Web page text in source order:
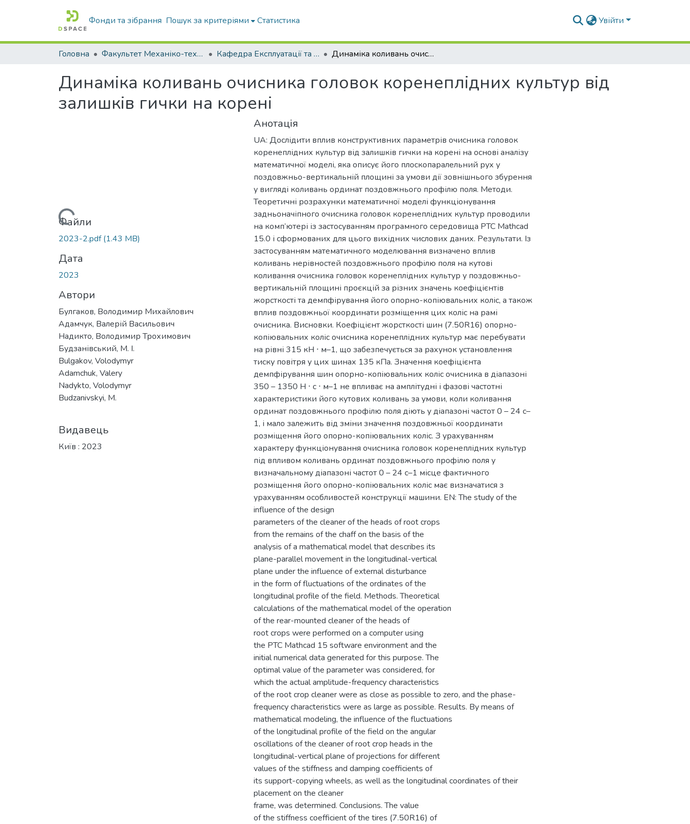
Фонди та зібрання Пошук за критеріями Статистика Увійти
Головна Факультет Механіко-технологічний Кафедра Експлуатації та технічного сервісу машин Динаміка коливань очисника головок коренеплідних культур від залишків гички на корені
Динаміка коливань очисника головок коренеплідних культур від
залишків гички на корені
Вантажиться...
Файли
2023-2.pdf(1.43 MB)
Дата
2023
Автори
Булгаков, Володимир Михайлович
Адамчук, Валерій Васильович
Надикто, Володимир Трохимович
Будзанівський, М. І.
Bulgakov, Volodymyr
Adamchuk, Valery
Nadykto, Volodymyr
Budzanivskyi, M.
Видавець
Київ : 2023
Анотація
UA: Дослідити вплив конструктивних параметрів очисника головок
коренеплідних культур від залишків гички на корені на основі аналізу
математичної моделі, яка описує його плоскопаралельний рух у
поздовжньо-вертикальній площині за умови дії зовнішнього збурення
у вигляді коливань ординат поздовжнього профілю поля. Методи.
Теоретичні розрахунки математичної моделі функціонування
задньоначіпного очисника головок коренеплідних культур проводили
на комп’ютері із застосуванням програмного середовища PTC Mathcad
15.0 і сформованих для цього вихідних числових даних. Результати. Із
застосуванням математичного моделювання визначено вплив
коливань нерівностей поздовжнього профілю поля на кутові
коливання очисника головок коренеплідних культур у поздовжньо-
вертикальній площині проєкцій за різних значень коефіцієнтів
жорсткості та демпфірування його опорно-копіювальних коліс, а також
вплив поздовжньої координати розміщення цих коліс на рамі
очисника. Висновки. Коефіцієнт жорсткості шин (7.50R16) опорно-
копіювальних коліс очисника коренеплідних культур має перебувати
на рівні 315 кН ⋅ м–1, що забезпечується за рахунок установлення
тиску повітря у цих шинах 135 кПа. Значення коефіцієнта
демпфірування шин опорно-копіювальних коліс очисника в діапазоні
350 – 1350 Н ⋅ с ⋅ м–1 не впливає на амплітудні і фазові частотні
характеристики його кутових коливань за умови, коли коливання
ординат поздовжнього профілю поля діють у діапазоні частот 0 – 24 с–
1, і мало залежить від зміни значення поздовжньої координати
розміщення його опорно-копіювальних коліс. З урахуванням
характеру функціонування очисника головок коренеплідних культур
під впливом коливань ординат поздовжнього профілю поля у
визначальному діапазоні частот 0 – 24 с–1 місце фактичного
розміщення його опорно-копіювальних коліс має визначатися з
урахуванням особливостей конструкції машини. EN: The study of the
influence of the design
parameters of the cleaner of the heads of root crops
from the remains of the chaff on the basis of the
analysis of a mathematical model that describes its
plane-parallel movement in the longitudinal-vertical
plane under the influence of external disturbance
in the form of fluctuations of the ordinates of the
longitudinal profile of the field. Methods. Theoretical
calculations of the mathematical model of the operation
of the rear-mounted cleaner of the heads of
root crops were performed on a computer using
the PTC Mathcad 15 software environment and the
initial numerical data generated for this purpose. The
optimal value of the parameter was considered, for
which the actual amplitude-frequency characteristics
of the root crop cleaner were as close as possible to zero, and the phase-
frequency characteristics were as large as possible. Results. By means of
mathematical modeling, the influence of the fluctuations
of the longitudinal profile of the field on the angular
oscillations of the cleaner of root crop heads in the
longitudinal-vertical plane of projections for different
values of the stiffness and damping coefficients of
its support-copying wheels, as well as the longitudinal coordinates of their
placement on the cleaner
frame, was determined. Conclusions. The value
of the stiffness coefficient of the tires (7.50R16) of